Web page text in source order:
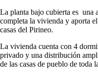
La planta bajo cubierta es una
completa la vivienda y aporta
casas del Pirineo.
La vivienda cuenta con 4
privado y una distribución
de las casas de pueblo de toda